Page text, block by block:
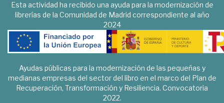
Esta actividad ha recibido una ayuda para la modernización de
librerías de la Comunidad de Madrid correspondiente al año
2024
Ayudas públicas para la modernización de las pequeñas y
medianas empresas del sector del libro en el marco del Plan de
Recuperación, Transformación y Resiliencia. Convocatoria
2022.